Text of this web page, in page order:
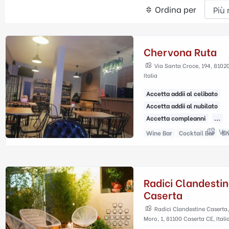
Ordina per
Chervona Ruta
Via Santa Croce, 194,
Italia
Accetta addii al celibato
Accetta addii al nubilato
Accetta compleanni
...
Wine Bar
Cocktail Bar
Radici
Caserta
Radici Clandestine
Moro, 1, 81100 Caserta CE, Italia